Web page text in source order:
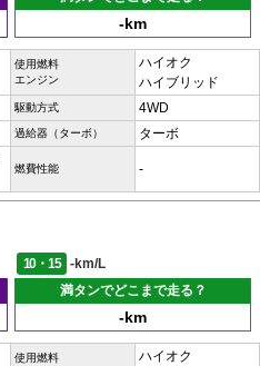
-km
使用燃料
エンジン
ハイオク
ハイブリッド
駆動方式 4WD
過給器（ターボ） ターボ
燃費性能 -
10・15
-km/L
満タンでどこまで走る？
-km
使用燃料
ハイオク